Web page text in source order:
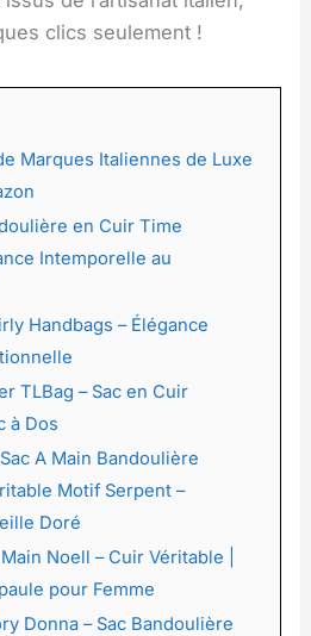
clics seulement !
Marques Italiennes de Luxe
en Cuir Time
Intemporelle au
Handbags – Élégance
TLBag – Sac en Cuir
à Dos
A Main Bandoulière
Motif Serpent –
Doré
Noell – Cuir Véritable |
pour Femme
Donna – Sac Bandoulière